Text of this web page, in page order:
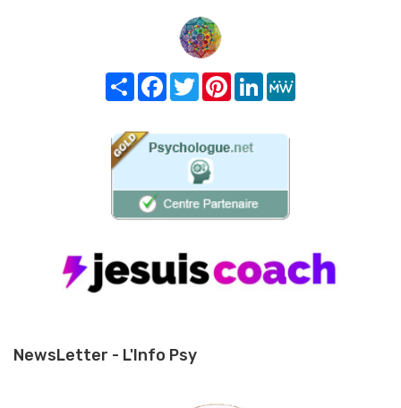
Share FacebookTwitterPinterest
LinkedIn
NewsLetter - L'Info Psy